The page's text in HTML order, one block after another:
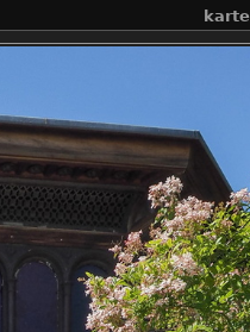
karte